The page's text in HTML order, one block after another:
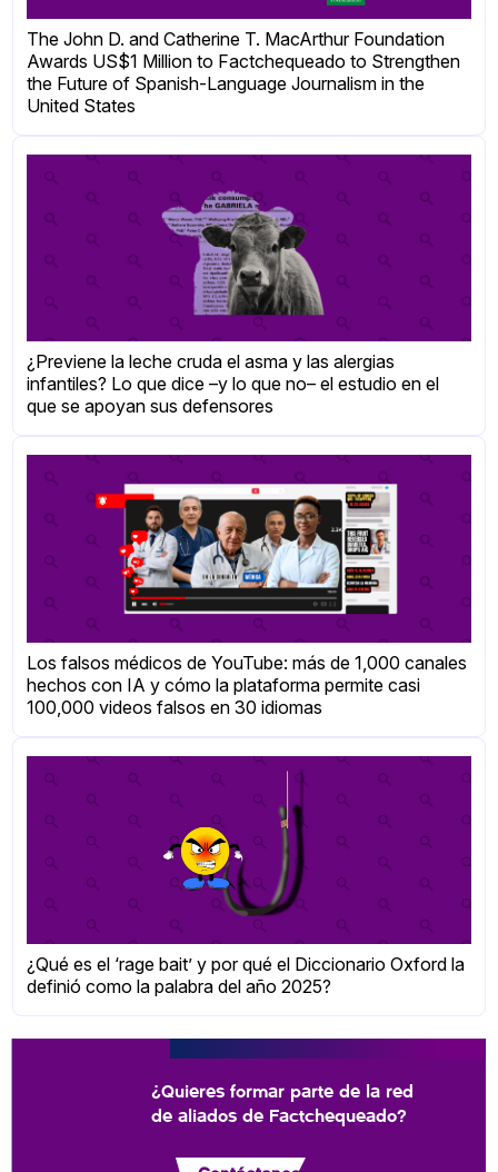
The John D. and Catherine T. MacArthur Foundation
Awards US$1 Million to Factchequeado to Strengthen
the Future of Spanish-Language Journalism in the
United States
¿Previene la leche cruda el asma y las alergias
infantiles? Lo que dice –y lo que no– el estudio en el
que se apoyan sus defensores
Los falsos médicos de YouTube: más de 1,000 canales
hechos con IA y cómo la plataforma permite casi
100,000 videos falsos en 30 idiomas
¿Qué es el ‘rage bait’ y por qué el Diccionario Oxford la
definió como la palabra del año 2025?
¿Quieres formar parte de la red
de aliados de Factchequeado?